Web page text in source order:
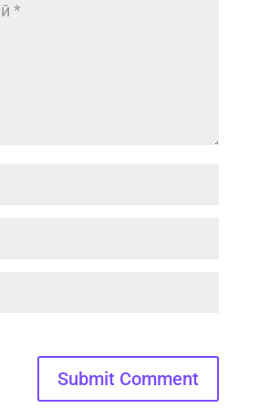
Submit Comment